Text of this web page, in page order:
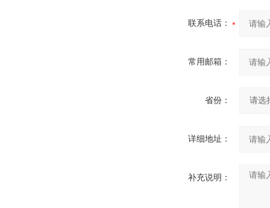
联系电话：
常用邮箱：
省份：
详细地址：
补充说明：